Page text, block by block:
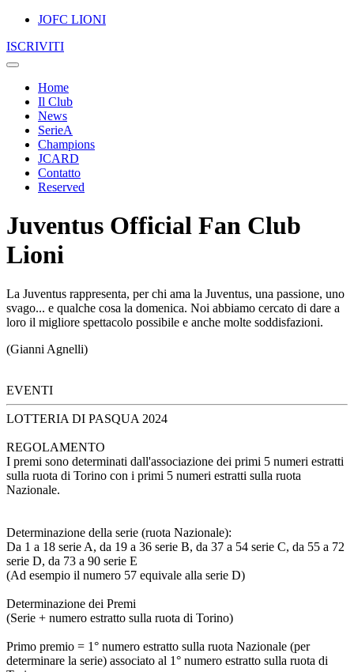
JOFC LIONI
ISCRIVITI
Home
Il Club
News
SerieA
Champions
JCARD
Contatto
Reserved
Juventus Official Fan Club
Lioni
La Juventus rappresenta, per chi ama la Juventus, una passione, uno
svago... e qualche cosa la domenica. Noi abbiamo cercato di dare a
loro il migliore spettacolo possibile e anche molte soddisfazioni.
(Gianni Agnelli)
EVENTI
LOTTERIA DI PASQUA 2024
REGOLAMENTO
I premi sono determinati dall'associazione dei primi 5 numeri estratti
sulla ruota di Torino con i primi 5 numeri estratti sulla ruota
Nazionale.
Determinazione della serie (ruota Nazionale):
Da 1 a 18 serie A, da 19 a 36 serie B, da 37 a 54 serie C, da 55 a 72
serie D, da 73 a 90 serie E
(Ad esempio il numero 57 equivale alla serie D)
Determinazione dei Premi
(Serie + numero estratto sulla ruota di Torino)
Primo premio = 1° numero estratto sulla ruota Nazionale (per
determinare la serie) associato al 1° numero estratto sulla ruota di